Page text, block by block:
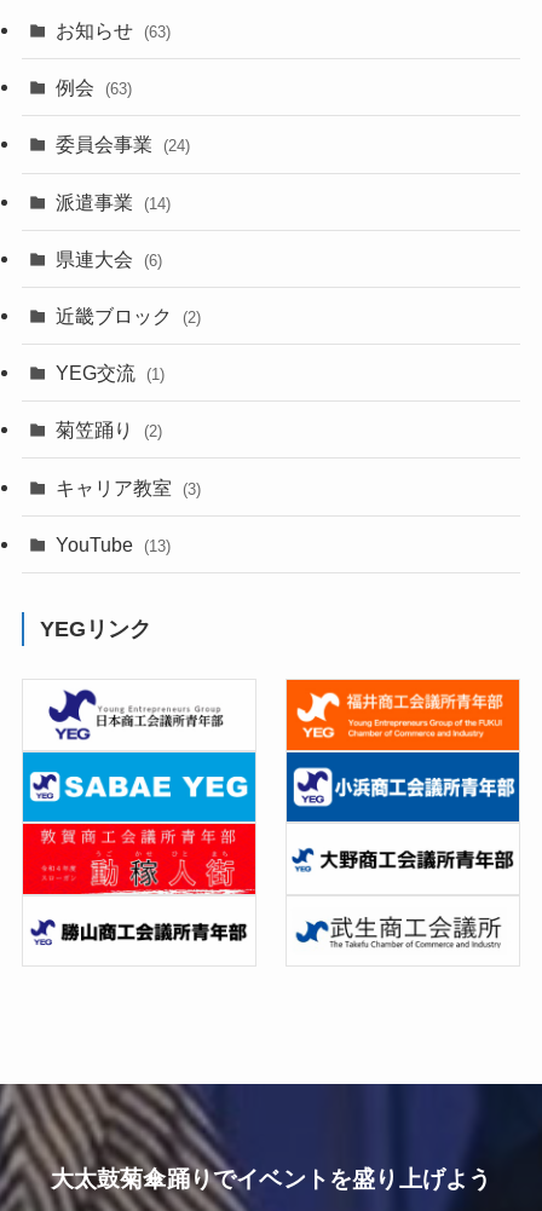
お知らせ (63)
例会 (63)
委員会事業 (24)
派遣事業 (14)
県連大会 (6)
近畿ブロック (2)
YEG交流 (1)
菊笠踊り (2)
キャリア教室 (3)
YouTube (13)
YEGリンク
大太鼓菊傘踊りでイベントを盛り上げよう